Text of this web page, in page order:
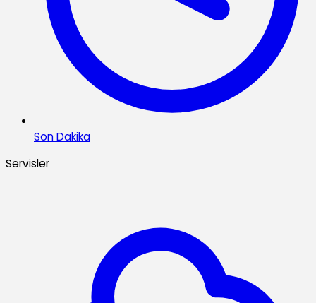
Son Dakika
Servisler